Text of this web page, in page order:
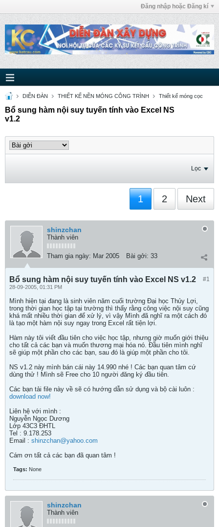
Đăng nhập hoặc Đăng kí
DIỄN ĐÀN THIẾT KẾ NỀN MÓNG CÔNG TRÌNH Thiết kế móng cọc
Bổ sung hàm nội suy tuyến tính vào Excel NS
v1.2
Lọc
1 2 Next
shinzchan
Thành viên
Tham gia ngày: Mar 2005 Bài gởi: 33
#1
Bổ sung hàm nội suy tuyến tính vào Excel NS v1.2
28-09-2005, 01:31 PM
Mình hiện tại đang là sinh viên năm cuối trường Đại học Thủy Lợi,
trong thời gian học tập tại trường thì thấy rằng công việc nội suy cũng
khá mất nhiều thời gian để xử lý, vì vậy Mình đã nghĩ ra một cách đó
là tạo một hàm nội suy ngay trong Excel rất tiện lợi.
Hàm này tôi viết đầu tiên cho việc học tập, nhưng giờ muốn giới thiệu
cho tất cả các bạn và muốn thương mại hóa nó. Đầu tiên mình nghĩ
sẽ giúp một phần cho các bạn, sau đó là giúp một phần cho tôi.
NS v1.2 này mình bán cái này 14.990 nhé ! Các bạn quan tâm cứ
dùng thử ! Mình sẽ Free cho 10 người đăng ký đầu tiên.
Các bạn tải file này về sẽ có hướng dẫn sử dụng và bộ cài luôn :
download now!
Liên hệ với mình :
Nguyễn Ngọc Dương
Lớp 43C3 ĐHTL
Tel : 9.178.253
Email : shinzchan@yahoo.com
Cám ơn tất cả các bạn đã quan tâm !
Tags: None
shinzchan
Thành viên